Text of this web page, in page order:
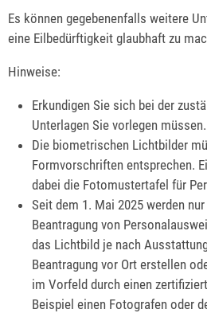
Es können gegebenenfalls weitere
eine Eilbedürftigkeit glaubhaft zu
Hinweise:
Erkundigen Sie sich bei der
Unterlagen Sie vorlegen müssen.
Die biometrischen Lichtbilder
Formvorschriften entsprechen.
dabei die Fotomustertafel für
Seit dem 1. Mai 2025 werden
Beantragung von
das Lichtbild je nach
Beantragung vor Ort erstellen
im Vorfeld durch einen
Beispiel einen Fotografen oder